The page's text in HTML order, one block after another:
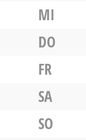
MI
DO
FR
SA
SO